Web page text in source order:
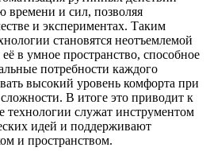
времени и сил, позволяя
и экспериментах. Таким
становятся неотъемлемой
в умное пространство, способное
потребности каждого
высокий уровень комфорта при
В итоге это приводит к
служат инструментом
идей и поддерживают
и пространством.